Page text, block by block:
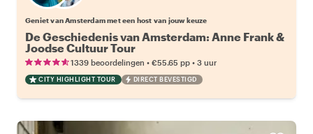
Geniet van Amsterdam met een host van jouw keuze
De Geschiedenis van Amsterdam: Anne Frank &
Joodse Cultuur Tour
1339 beoordelingen • €55.65 pp • 3 uur
CITY HIGHLIGHT TOUR DIRECT BEVESTIGD